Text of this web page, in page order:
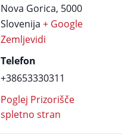
Nova Gorica, 5000
Slovenija + Google
Zemljevidi
Telefon
+38653330311
Poglej Prizorišče
spletno stran